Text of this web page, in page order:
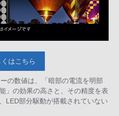
はこちら
の数値は、「暗部の電流を明部
」の効果の高さと、その精度を表
LED部分駆動が搭載されていない